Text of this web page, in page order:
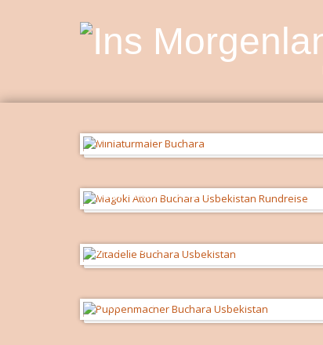
Miniaturmaler
Magoki Attori Moschee
an der Zitadelle
Puppenmacher